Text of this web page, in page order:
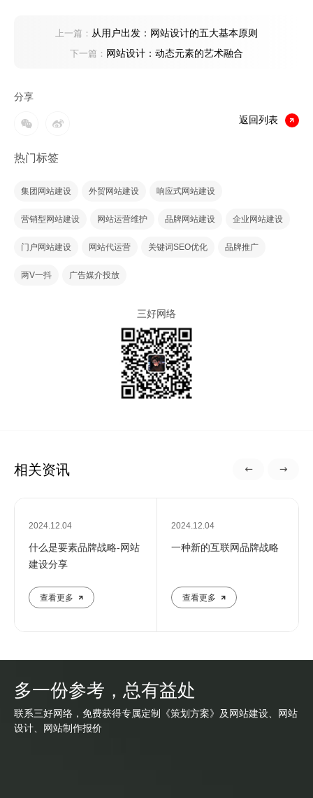
分享
返回列表
热门标签
集团网站建设 外贸网站建设 响应式网站建设
营销型网站建设 网站运营维护 品牌网站建设 企业网站建设
门户网站建设 网站代运营 关键词SEO优化 品牌推广
两V一抖 广告媒介投放
三好网络
上一篇： 从用户出发：网站设计的五大基本原则
下一篇： 网站设计：动态元素的艺术融合
相关资讯
2024.12.04
什么是要素品牌战略-网站
建设分享
查看更多
2024.12.04
一种新的互联网品牌战略
查看更多
多一份参考，总有益处
联系三好网络，免费获得专属定制《策划方案》及网站建设、网站
设计、网站制作报价